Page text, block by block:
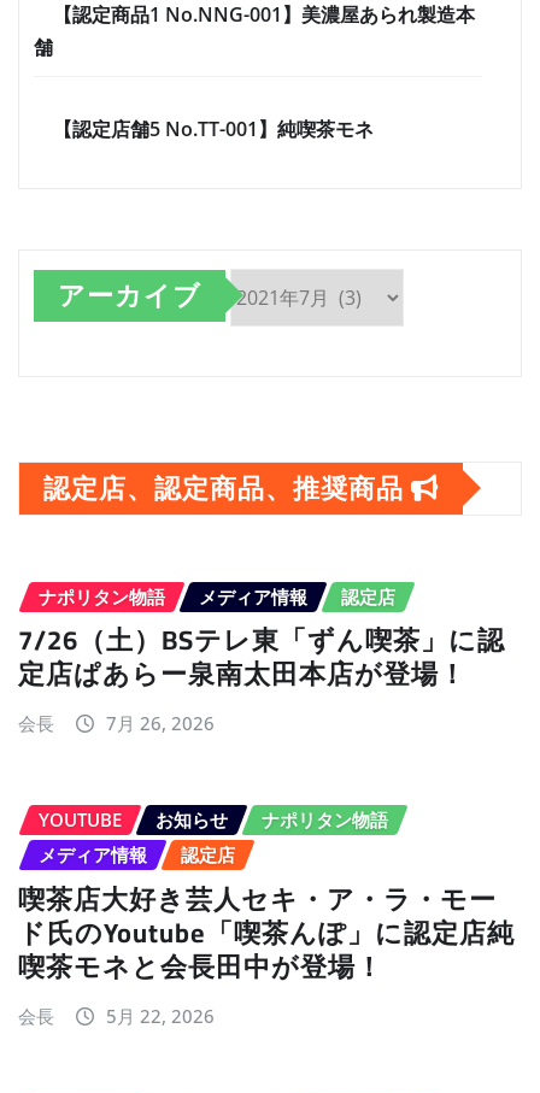
【認定商品1 No.NNG-001】美濃屋あられ製造本
舗
【認定店舗5 No.TT-001】純喫茶モネ
アーカイブ
イ
ブ
認定店、認定商品、推奨商品
ナポリタン物語 メディア情報 認定店
7/26（土）BSテレ東「ずん喫茶」に認
定店ぱあらー泉南太田本店が登場！
会長 7月 26, 2026
YOUTUBE お知らせ
ナポリタン物語
メディア情報
認定店
喫茶店大好き芸人セキ・ア・ラ・モー
ド氏のYoutube「喫茶んぽ」に認定店純
喫茶モネと会長田中が登場！
会長 5月 22, 2026